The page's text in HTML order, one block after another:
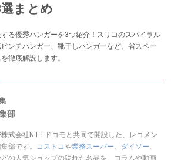
まとめ
る優秀ハンガーを3つ紹介！スリコのスパイラル
ンチハンガー、靴干しハンガーなど、省スペー
徹底解説します。
部
式会社NTTドコモと共同で開設した、レコメン
部です。
コストコや業務スーパー ダイソー
どの人気ショップの隠れた名品を、コラムや動画